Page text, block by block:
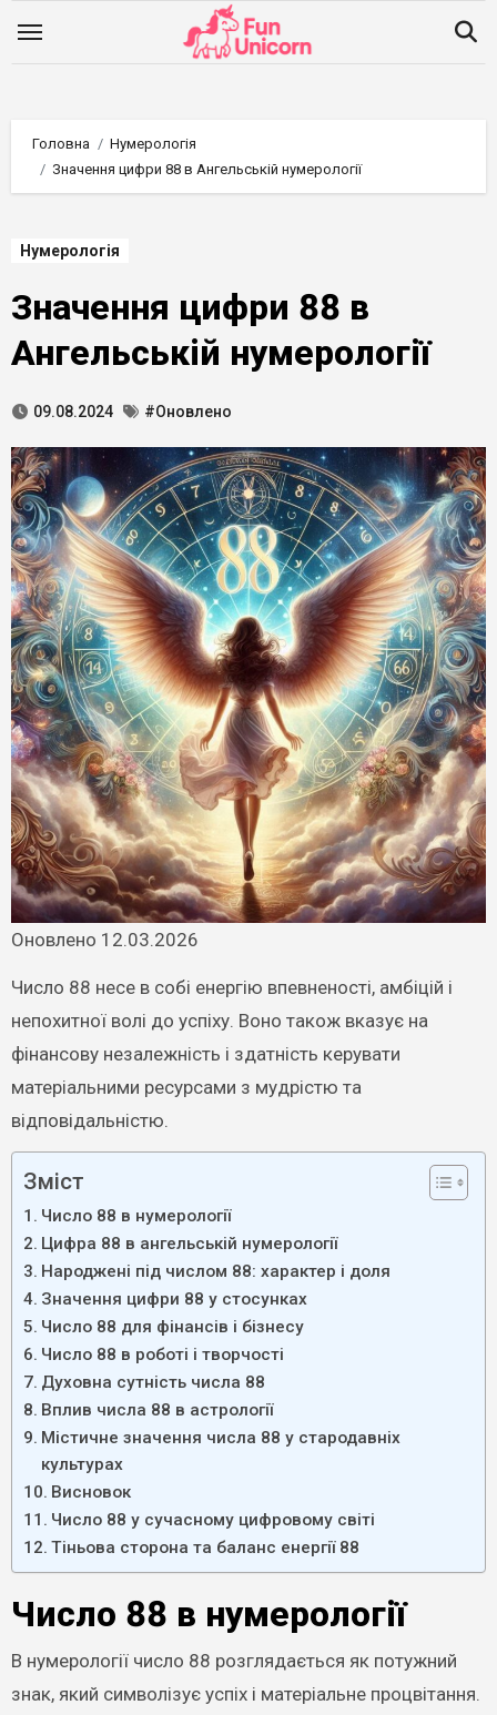
до
Головна
Нумерологія
Значення цифри 88 в Ангельській нумерології
Нумерологія
Значення цифри 88 в
Ангельській нумерології
09.08.2024 #Оновлено
Оновлено 12.03.2026
Число 88 несе в собі енергію впевненості, амбіцій і
непохитної волі до успіху. Воно також вказує на
фінансову незалежність і здатність керувати
матеріальними ресурсами з мудрістю та
відповідальністю.
Зміст
Число 88 в нумерології
Цифра 88 в ангельській нумерології
Народжені під числом 88: характер і доля
Значення цифри 88 у стосунках
Число 88 для фінансів і бізнесу
Число 88 в роботі і творчості
Духовна сутність числа 88
Вплив числа 88 в астрології
Містичне значення числа 88 у стародавніх
культурах
Висновок
Число 88 у сучасному цифровому світі
Тіньова сторона та баланс енергії 88
Число 88 в нумерології
В нумерології число 88 розглядається як потужний
знак, який символізує успіх і матеріальне процвітання.